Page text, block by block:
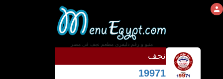
منيو و رقم دليفرى مطعم نجف فى مصر
نجف
19971